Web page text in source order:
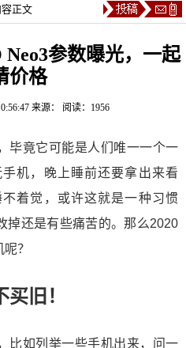
正文
参数曝光，一起
价格
来源： 阅读：1956
毕竟它可能是人们唯一一个一
机，晚上睡前还要拿出来看
着觉，或许这就是一种习惯
掉还是有些痛苦的。那么2020
？
买旧！
比如列举一些手机出来，问一